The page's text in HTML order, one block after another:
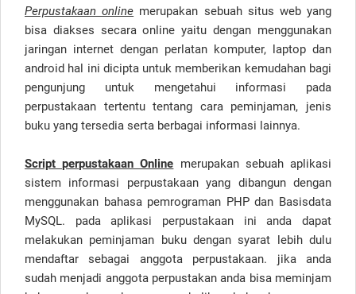
Perpustakaan online merupakan sebuah situs web yang
bisa diakses secara online yaitu dengan menggunakan
jaringan internet dengan perlatan komputer, laptop dan
android hal ini dicipta untuk memberikan kemudahan bagi
pengunjung untuk mengetahui informasi pada
perpustakaan tertentu tentang cara peminjaman, jenis
buku yang tersedia serta berbagai informasi lainnya.
Script perpustakaan Online merupakan sebuah aplikasi
sistem informasi perpustakaan yang dibangun dengan
menggunakan bahasa pemrograman PHP dan Basisdata
MySQL. pada aplikasi perpustakaan ini anda dapat
melakukan peminjaman buku dengan syarat lebih dulu
mendaftar sebagai anggota perpustakaan. jika anda
sudah menjadi anggota perpustakan anda bisa meminjam